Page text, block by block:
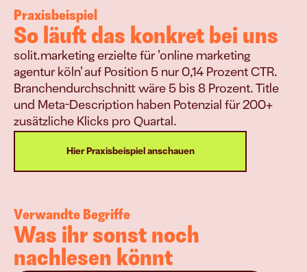
Praxisbeispiel
So läuft das konkret bei uns
solit.marketing erzielte für 'online marketing
agentur köln' auf Position 5 nur 0,14 Prozent CTR.
Branchendurchschnitt wäre 5 bis 8 Prozent. Title
und Meta-Description haben Potenzial für 200+
zusätzliche Klicks pro Quartal.
Hier Praxisbeispiel anschauen
Verwandte Begriffe
Was ihr sonst noch
nachlesen könnt